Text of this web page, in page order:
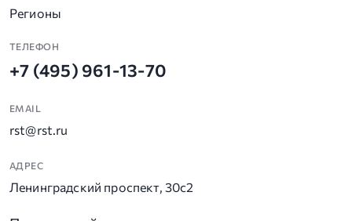
Регионы
ТЕЛЕФОН
+7 (495) 961-13-70
EMAIL
rst@rst.ru
АДРЕС
Ленинградский проспект, 30с2